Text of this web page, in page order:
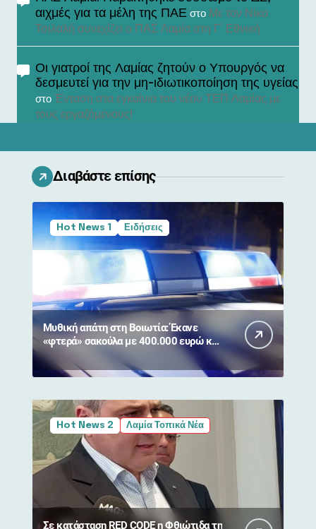
αιχμές για τα μέλη της ΠΑΕ στο Με τον Νίκο
Τσιλαλή συνεχίζει ο ΠΑΣ Λαμία στη Γ’ Εθνική
Οι γιατροί της Λαμίας ζητούν ο Υπουργός να
δεσμευτεί για την μη-ιδιωτικοποίηση της υγείας
στο Ένταση στα εγκαίνια του νέου ΤΕΠ Λαμίας με
τους εργαζόμενους!
Διαβάστε επίσης
Hot News 1 Ειδήσεις
Μυθική απάτη στη Βοιωτία: Έκανε
«φτερά» σακούλα με 400.000 ευρώ και
κοσμήματα από 90χρονη
Hot News 2 Λαμία Τοπικά Νέα
Σε κατάσταση RED CODE η Φθιώτιδα τη